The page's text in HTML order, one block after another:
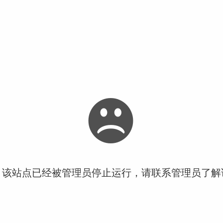
站点已经被管理员停止运行，请联系管理员了